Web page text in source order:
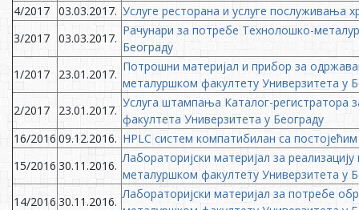
4/2017 03.03.2017. Услуге ресторана и услуге послуживања
3/2017 03.03.2017.
Рачунари за потребе Технолошко-
Београду
1/2017
23.01.2017.
Потрошни материјал и прибор за
металуршком факултету Универзитета у
2/2017
23.01.2017.
Услуга штампања Каталог-регистратора
факултета Универзитета у Београду
16/2016 09.12.2016. HPLC систем компатибилан са
15/2016 30.11.2016.
Лабораторијски материјал за
металуршком факултету Универзитета у
14/2016 30.11.2016.
Лабораторијски материјал за потребе